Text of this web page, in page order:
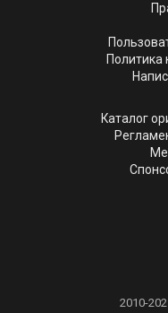
Политика
Каталог
2010-